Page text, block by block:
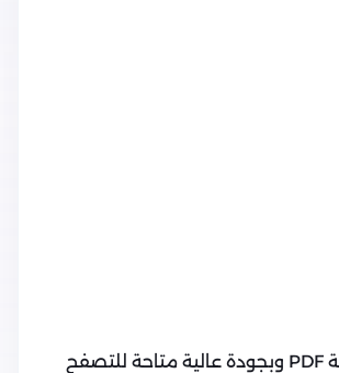
المذكرة بصيغة PDF وبجودة عالية متاحة للتصفح